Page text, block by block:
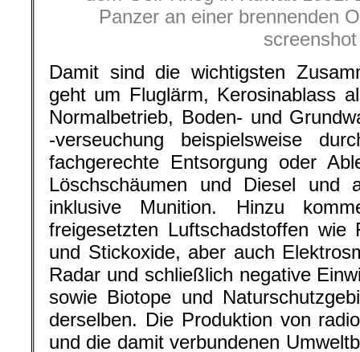
Panzer an einer brennenden
screenshot
Damit sind die wichtigsten
geht um Fluglärm, Kerosinablass
Normalbetrieb, Boden- und
-verseuchung beispielsweise
fachgerechte Entsorgung oder
Löschschäumen und Diesel und
inklusive Munition. Hinzu
freigesetzten Luftschadstoffen wie
und Stickoxide, aber auch
Radar und schließlich negative
sowie Biotope und
derselben. Die Produktion von
und die damit verbundenen